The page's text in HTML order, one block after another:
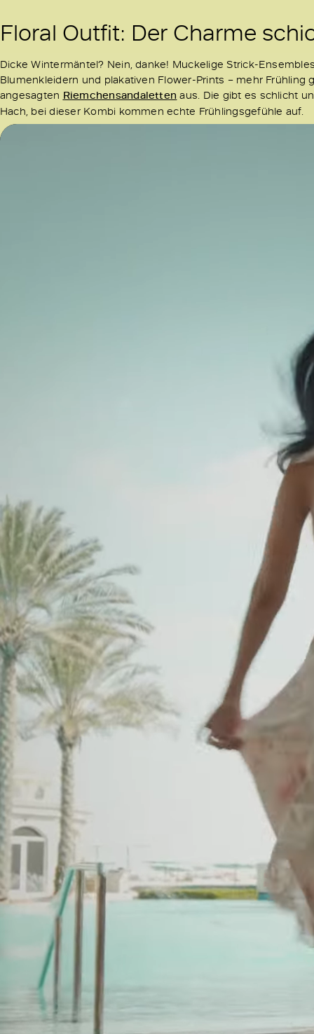
Floral Outfit: Der Charme
Dicke Wintermäntel? Nein, danke! Muckelige Strick-
Blumenkleidern und plakativen Flower-Prints – mehr
angesagten Riemchensandaletten aus. Die gibt es schlicht
Hach, bei dieser Kombi kommen echte Frühlingsgefühle auf.